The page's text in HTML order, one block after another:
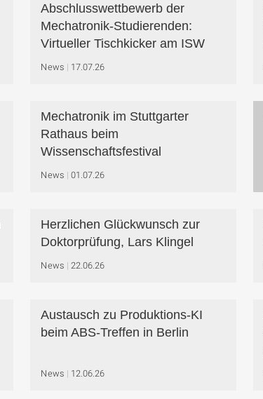
Abschlusswettbewerb der
Mechatronik-Studierenden:
Virtueller Tischkicker am ISW
News 17.07.26
Mechatronik im Stuttgarter
Rathaus beim
Wissenschaftsfestival
News 01.07.26
Herzlichen Glückwunsch zur
Doktorprüfung, Lars Klingel
News 22.06.26
Austausch zu Produktions-KI
beim ABS-Treffen in Berlin
News 12.06.26